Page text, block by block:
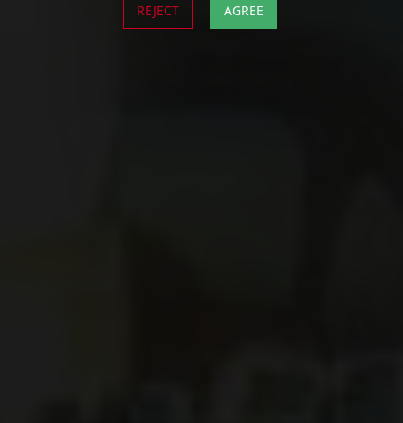
REJECT AGREE